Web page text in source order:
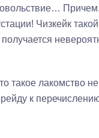
Чизкейк
такое лакомство
к